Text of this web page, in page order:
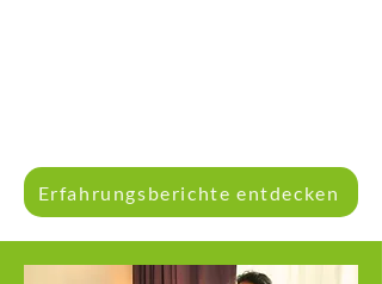
Erfahrungsberichte entdecken